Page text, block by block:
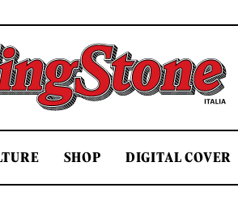
Rolling Stone Italia
SHOP DIGITAL COVER